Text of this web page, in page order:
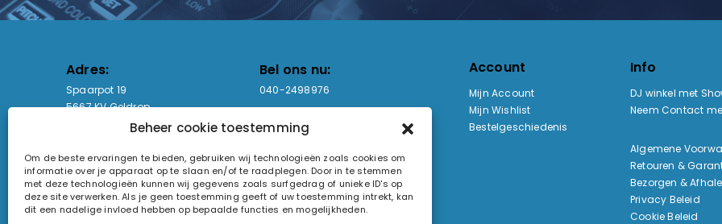
Beheer cookie toestemming
Om de beste ervaringen te bieden, gebruiken wij technologieën zoals cookies om
informatie over je apparaat op te slaan en/of te raadplegen. Door in te stemmen
met deze technologieën kunnen wij gegevens zoals surfgedrag of unieke ID's op
deze site verwerken. Als je geen toestemming geeft of uw toestemming intrekt, kan
dit een nadelige invloed hebben op bepaalde functies en mogelijkheden.
Adres:
Spaarpot 19
5667 KV Geldrop
Bel ons nu:
040-2498976
sales@lightandsound.store
Openingstijden:
Ma - Vr: 09:00-17:00
Za: Enkel op afspraak
KvK-nummer: 60857196
Btw-nummer: NL854090368B01
Account
Mijn Account
Mijn Wishlist
Bestelgeschiedenis
Info
DJ winkel met
Neem Contact
Algemene
Retouren &
Bezorgen &
Privacy Beleid
Cookie Beleid